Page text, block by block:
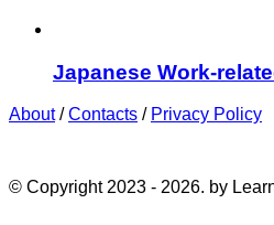
Japanese Work-
About/Contacts / Privacy Policy
© Copyright 2023 - 2026. by